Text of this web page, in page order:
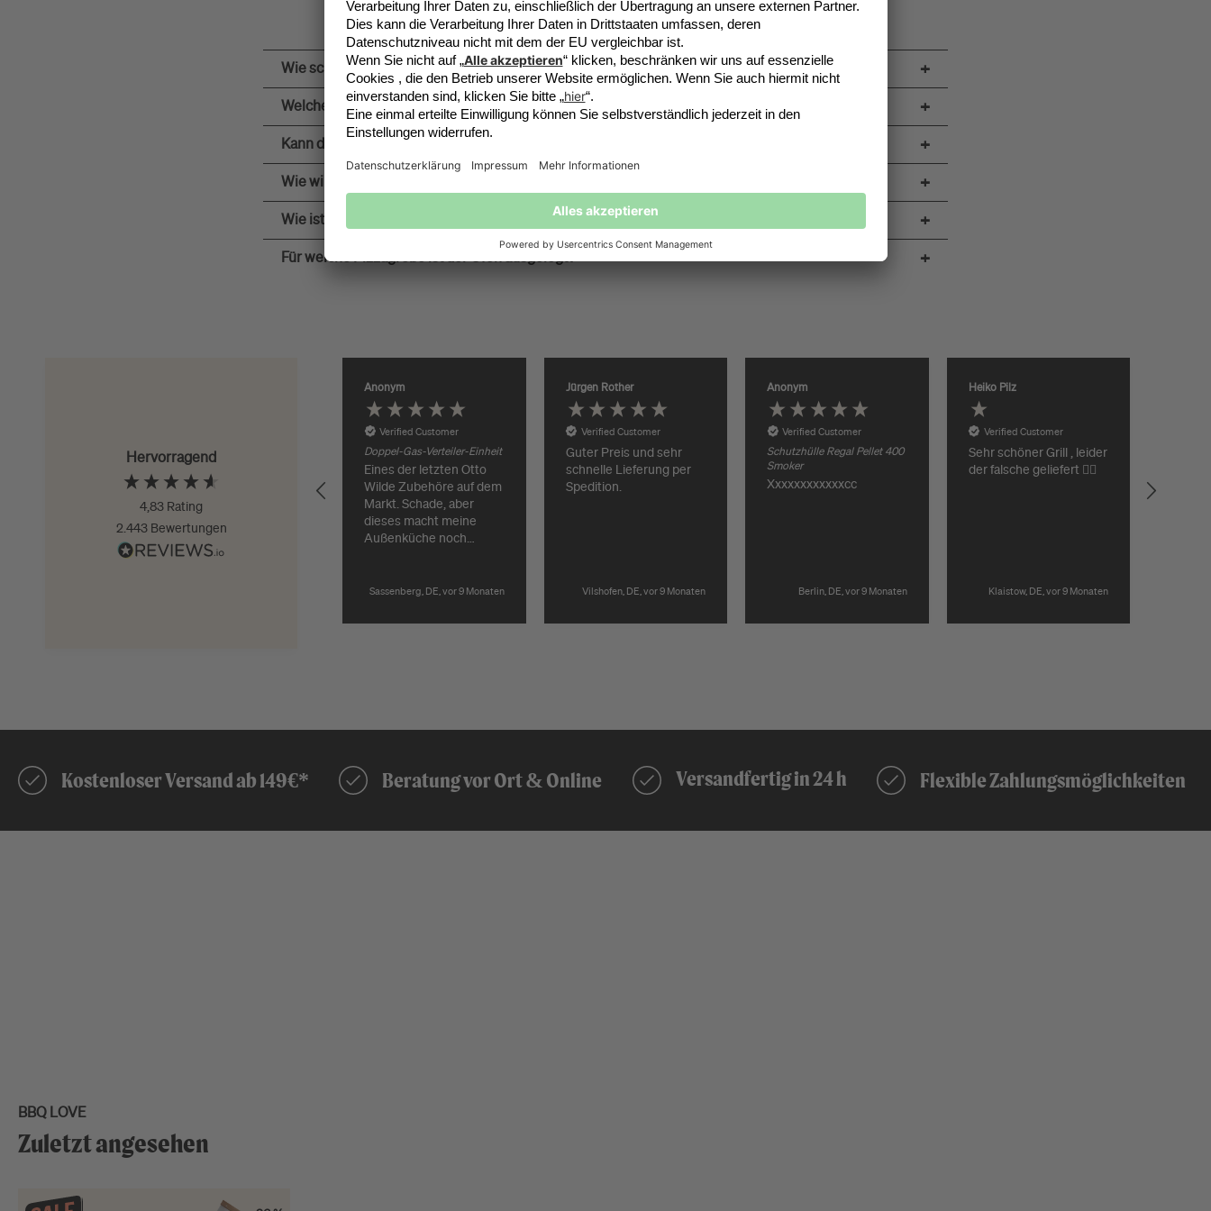
Diese Fragen haben wir schon häufiger gehört.
Wie schnell erreicht der KILN die optimale Backtemperatur? +
Welche Vorteile bietet der rotierende Pizzastein? +
Kann der Ofen nur Pizza backen oder auch andere Speisen? +
Wie wird der drehende Pizzastein betrieben? +
Wie ist der Pizzaofen isoliert? +
Für welche Pizzagröße ist der Ofen ausgelegt? +
Hervorragend
4,83 Rating
2.443 Bewertungen
Anonym
Verified Customer
Doppel-Gas-Verteiler-Einheit
Eines der letzten Otto
Wilde Zubehöre auf dem
Markt. Schade, aber
dieses macht meine
Außenküche noch
Sassenberg, DE, vor 9 Monaten
Jürgen Rother
Verified Customer
Guter Preis und sehr
schnelle Lieferung per
Spedition.
Vilshofen, DE, vor 9 Monaten
Anonym
Verified Customer
Schutzhülle Regal Pellet 400
Smoker
Xxxxxxxxxxxxcc
Berlin, DE, vor 9 Monaten
Heiko Pilz
Verified Customer
Sehr schöner Grill , leider
der falsche geliefert 🤷‍♂️
Klaistow, DE, vor 9 Monaten
Kostenloser Versand ab 149€* Beratung vor Ort & Online Versandfertig in 24 h Flexible Zahlungsmöglichkeiten
BBQ LOVE
Zuletzt angesehen